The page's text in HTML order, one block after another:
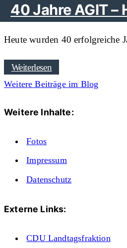
40 Jahre AGIT –
Heute wurden 40 erfolgreiche
Weiterlesen
Weitere Beiträge im Blog
Weitere Inhalte:
Fotos
Impressum
Datenschutz
Externe Links:
CDU Landtagsfraktion